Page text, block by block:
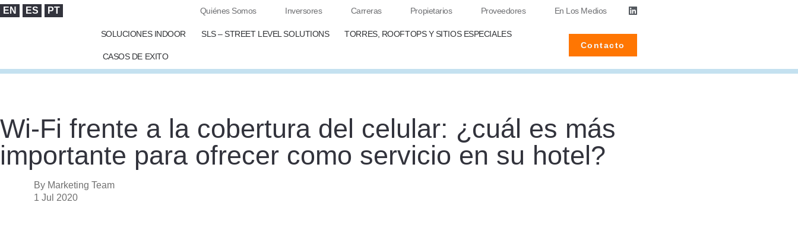
EN ES PT Quiénes Somos Inversores Carreras Propietarios Proveedores En Los Medios
SOLUCIONES INDOOR SLS – STREET LEVEL SOLUTIONS TORRES, ROOFTOPS Y SITIOS ESPECIALES
CASOS DE EXITO
Contacto
Wi-Fi frente a la cobertura del celular: ¿cuál es más
importante para ofrecer como servicio en su hotel?
By Marketing Team
1 Jul 2020